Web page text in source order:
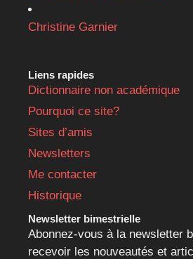
Christine Garnier
Liens rapides
Dictionnaire non académique
Pourquoi ce site?
Sites d’amis
Newsletters
Me contacter
Historique
Newsletter bimestrielle
Abonnez-vous à la newsletter
recevoir les nouveautés et